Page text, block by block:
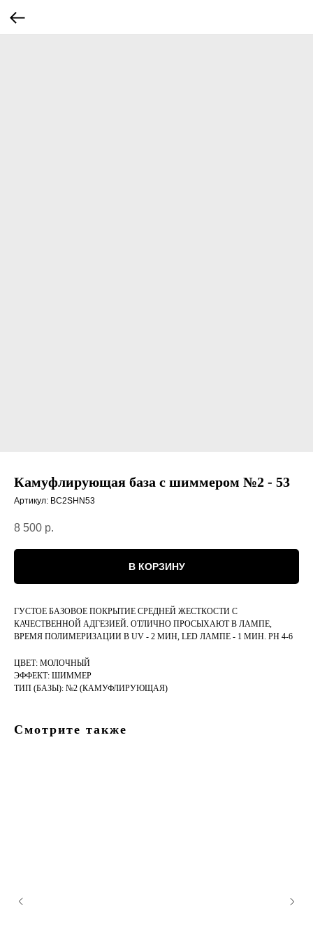
Камуфлирующая база с шиммером №2 - 53
Артикул: BC2SHN53
8 500 р.
В КОРЗИНУ
ГУСТОЕ БАЗОВОЕ ПОКРЫТИЕ СРЕДНЕЙ ЖЕСТКОСТИ С
КАЧЕСТВЕННОЙ АДГЕЗИЕЙ. ОТЛИЧНО ПРОСЫХАЮТ В ЛАМПЕ,
ВРЕМЯ ПОЛИМЕРИЗАЦИИ В UV - 2 МИН, LED ЛАМПЕ - 1 МИН. PH 4-6
ЦВЕТ: МОЛОЧНЫЙ
ЭФФЕКТ: ШИММЕР
ТИП (БАЗЫ): №2 (КАМУФЛИРУЮЩАЯ)
Смотрите также